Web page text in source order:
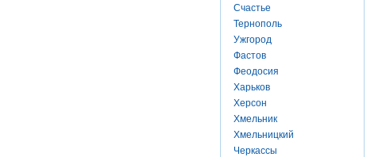
Счастье
Тернополь
Ужгород
Фастов
Феодосия
Харьков
Херсон
Хмельник
Хмельницкий
Черкассы